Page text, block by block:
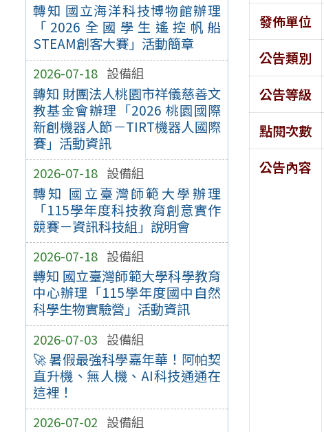
轉知 國立海洋科技博物館辦理
「2026全國學生遙控帆船
STEAM創客大賽」活動簡章
2026-07-18 設備組
轉知 財團法人桃園市祥儀慈善文
教基金會辦理「2026 桃園國際
新創機器人節－TIRT機器人國際
賽」活動資訊
2026-07-18 設備組
轉知 國立臺灣師範大學辦理
「115學年度科技教育創意實作
競賽－資訊科技組」說明會
2026-07-18 設備組
轉知 國立臺灣師範大學科學教育
中心辦理「115學年度國中自然
科學生物實驗營」活動資訊
2026-07-03 設備組
🚀 暑假最強科學嘉年華！阿帕契
直升機、無人機、AI科技通通在
這裡！
2026-07-02 設備組
發佈單位
公告類別
公告等級
點閱次數
公告內容